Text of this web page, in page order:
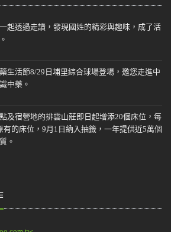
起透過走讀，發現國姓的精彩與趣味，成了活
生活節8/29日埔里綜合球場登場，邀您走進中
中藥。
及宿營地的排雲山莊即日起增添20個床位，每
的床位，9月1日納入抽籤，一年提供近5萬個
。